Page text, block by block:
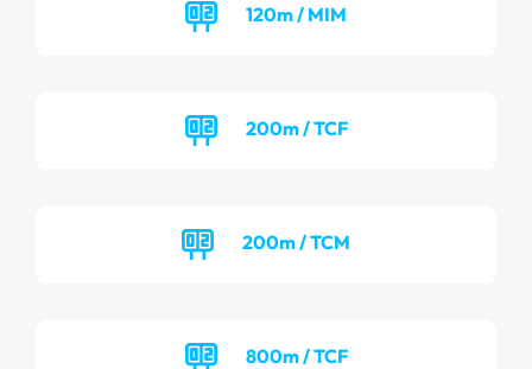
120m / MIM
200m / TCF
200m / TCM
800m / TCF